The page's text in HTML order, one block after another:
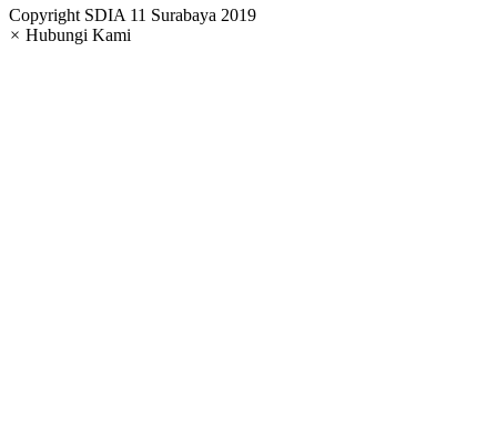
Copyright SDIA 11 Surabaya 2019
× Hubungi Kami